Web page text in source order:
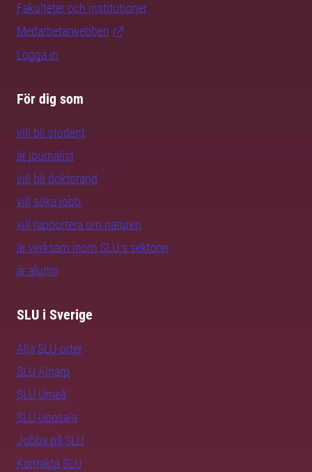
Fakulteter och institutioner
Medarbetarwebben
Logga in
För dig som
vill bli student
är journalist
vill bli doktorand
vill söka jobb
vill rapportera om naturen
är verksam inom SLU:s sektorer
är alumn
SLU i Sverige
Alla SLU-orter
SLU Alnarp
SLU Umeå
SLU Uppsala
Jobba på SLU
Kontakta SLU